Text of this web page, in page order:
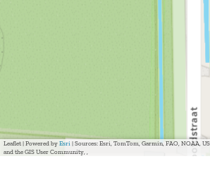
Leaflet | Powered by Esri | Sources: Esri, TomTom, Garmin, FAO, NOAA,
and the GIS User Community, ,